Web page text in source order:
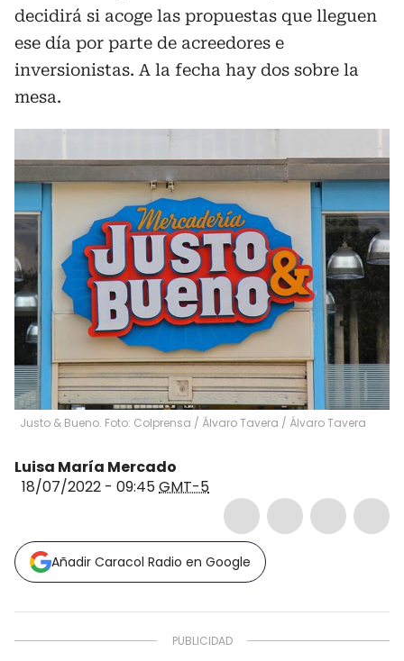
decidirá si acoge las propuestas que lleguen
ese día por parte de acreedores e
inversionistas. A la fecha hay dos sobre la
mesa.
Justo & Bueno. Foto: Colprensa / Álvaro Tavera / Álvaro Tavera
Luisa María Mercado
18/07/2022 - 09:45GMT-5
Añadir Caracol Radio en Google